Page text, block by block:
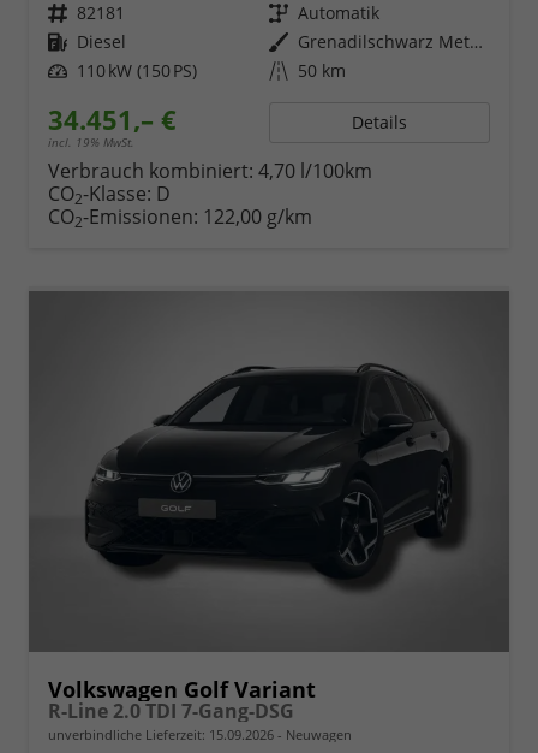
Fahrzeugnr. 82181 Getriebe Automatik
Kraftstoff Diesel Außenfarbe
Grenadilschwarz Metallic
Leistung 110 kW (150 PS) Kilometerstand 50 km
34.451,– €
incl. 19% MwSt.
Details
Verbrauch kombiniert: 4,70 l/100km
CO2-Klasse: D
CO2-Emissionen: 122,00 g/km
Volkswagen Golf Variant
R-Line 2.0 TDI 7-Gang-DSG
unverbindliche Lieferzeit: 15.09.2026 Neuwagen